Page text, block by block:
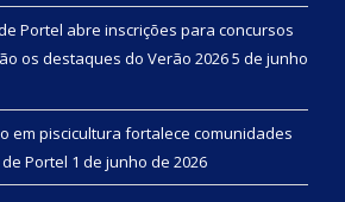
Portel abre inscrições para concursos
os destaques do Verão 20265 de junho
em piscicultura fortalece comunidades
Portel 1 de junho de 2026